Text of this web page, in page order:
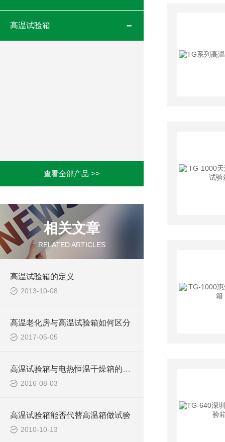
高温试验箱
查看全部产品 >>
相关文章
RELATED ARTICLES
高温试验箱的定义
2013-10-08
高温老化房与高温试验箱如何区分
2017-05-05
高温试验箱与电热恒温干燥箱的区别
2016-08-03
高温试验箱能否代替高温箱做试验
2010-10-13